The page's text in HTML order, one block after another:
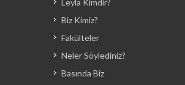
Leyla Kimdir?
Biz Kimiz?
Fakülteler
Neler Söylediniz?
Basında Biz